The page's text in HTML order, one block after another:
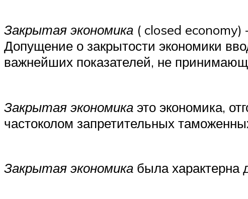
Закрытая экономика ( closed economy)
Допущение о закрытости экономики
важнейших показателей, не
Закрытая экономика это экономика,
частоколом запретительных
Закрытая экономика была характерна